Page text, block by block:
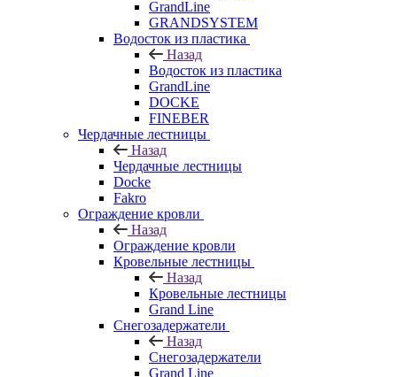
GrandLine
GRANDSYSTEM
Водосток из пластика
Назад
Водосток из пластика
GrandLine
DOCKE
FINEBER
Чердачные лестницы
Назад
Чердачные лестницы
Docke
Fakro
Ограждение кровли
Назад
Ограждение кровли
Кровельные лестницы
Назад
Кровельные лестницы
Grand Line
Снегозадержатели
Назад
Снегозадержатели
Grand Line